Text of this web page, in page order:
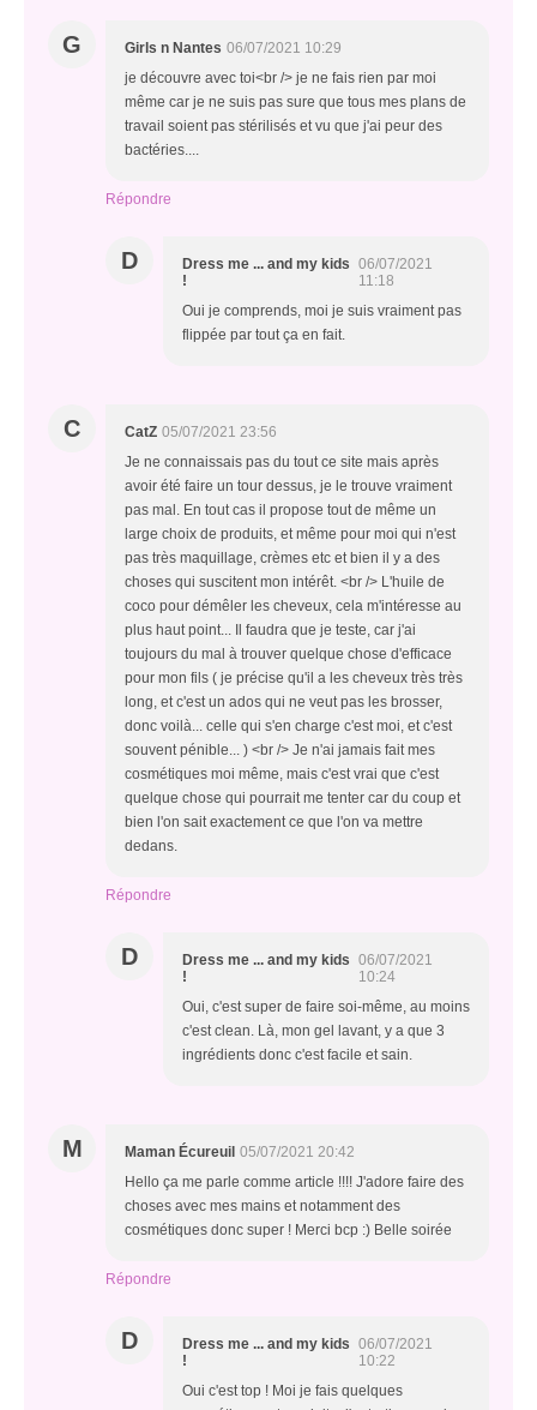
G Girls n Nantes 06/07/2021 10:29
je découvre avec toi<br /> je ne fais rien par moi
même car je ne suis pas sure que tous mes plans de
travail soient pas stérilisés et vu que j'ai peur des
bactéries....
Répondre
D
Dress me ... and my kids
!
06/07/2021
11:18
Oui je comprends, moi je suis vraiment pas
flippée par tout ça en fait.
C CatZ 05/07/2021 23:56
Je ne connaissais pas du tout ce site mais après
avoir été faire un tour dessus, je le trouve vraiment
pas mal. En tout cas il propose tout de même un
large choix de produits, et même pour moi qui n'est
pas très maquillage, crèmes etc et bien il y a des
choses qui suscitent mon intérêt. <br /> L'huile de
coco pour démêler les cheveux, cela m'intéresse au
plus haut point... Il faudra que je teste, car j'ai
toujours du mal à trouver quelque chose d'efficace
pour mon fils ( je précise qu'il a les cheveux très très
long, et c'est un ados qui ne veut pas les brosser,
donc voilà... celle qui s'en charge c'est moi, et c'est
souvent pénible... ) <br /> Je n'ai jamais fait mes
cosmétiques moi même, mais c'est vrai que c'est
quelque chose qui pourrait me tenter car du coup et
bien l'on sait exactement ce que l'on va mettre
dedans.
Répondre
D
Dress me ... and my kids
!
06/07/2021
10:24
Oui, c'est super de faire soi-même, au moins
c'est clean. Là, mon gel lavant, y a que 3
ingrédients donc c'est facile et sain.
M Maman Écureuil 05/07/2021 20:42
Hello ça me parle comme article !!!! J'adore faire des
choses avec mes mains et notamment des
cosmétiques donc super ! Merci bcp :) Belle soirée
Répondre
D
Dress me ... and my kids
!
06/07/2021
10:22
Oui c'est top ! Moi je fais quelques